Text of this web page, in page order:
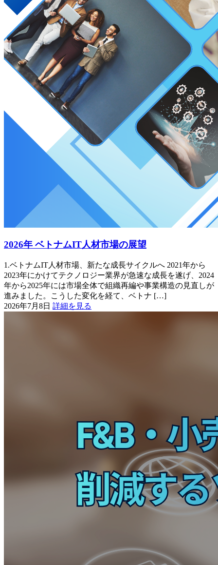
2026年 ベトナムIT人材市場の展望
1.ベトナムIT人材市場、新たな成長サイクルへ 2021年から
2023年にかけてテクノロジー業界が急速な成長を遂げ、2024
年から2025年には市場全体で組織再編や事業構造の見直しが
進みました。こうした変化を経て、ベトナ […]
2026年7月8日 詳細を見る